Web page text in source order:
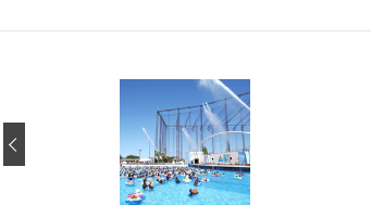
[EdoErgo] オフィスチェア 椅子 テ
(黒網+黒枠+黒足)
￥5,699
EIZO ビジネス向けプレミアムモニ
￥105,595
Amazonベーシック ペットシーツ 薄
￥3,373